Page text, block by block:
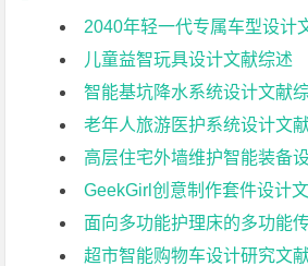
2040年轻一代专属车型设计
儿童益智玩具设计文献综述
智能基坑降水系统设计文献
老年人旅游医护系统设计文
高层住宅外墙维护智能装备
GeekGirl创意制作套件设计
面向多功能护理床的多功能传感及
超市智能购物车设计研究文